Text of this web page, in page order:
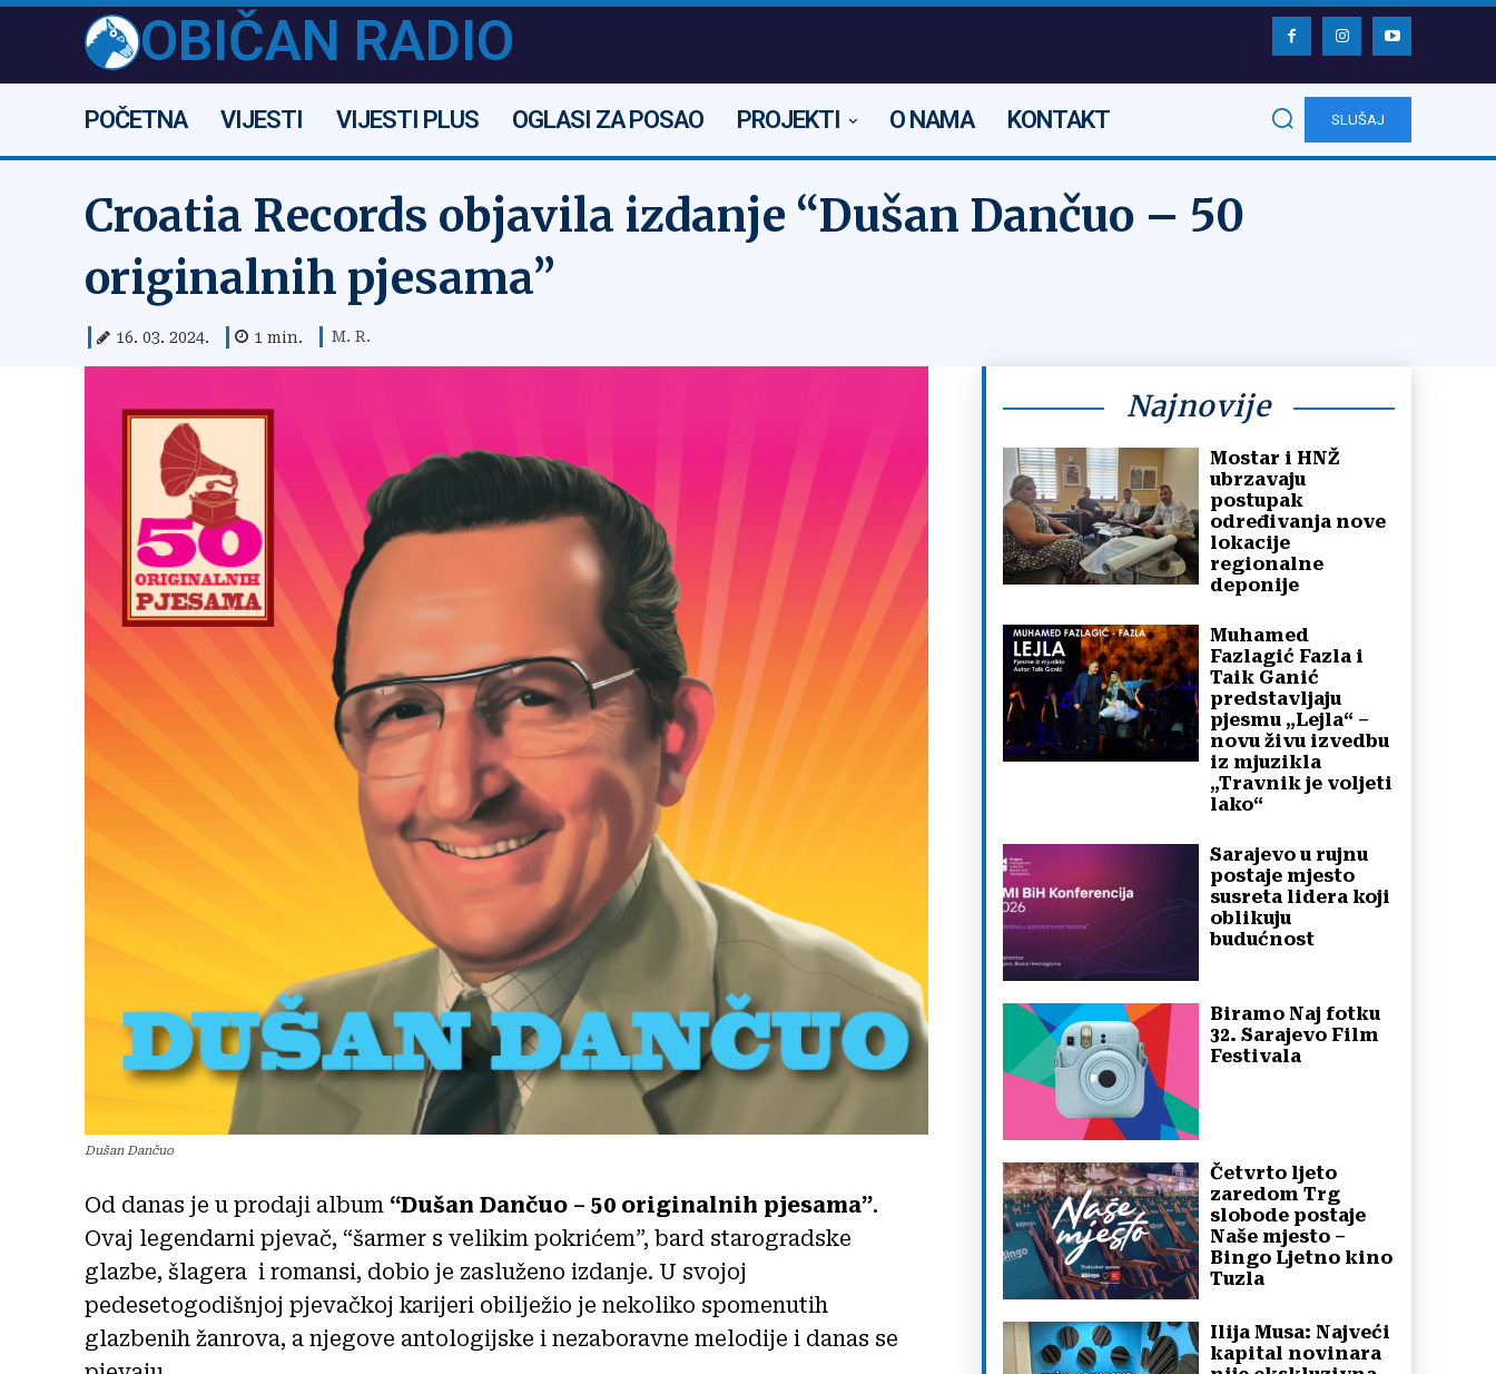
OBIČAN RADIO
POČETNA VIJESTI VIJESTI PLUS OGLASI ZA POSAO PROJEKTI O NAMA KONTAKT SLUŠAJ
Croatia Records objavila izdanje “Dušan Dančuo – 50
originalnih pjesama”
16. 03. 2024. 1 min. M. R.
Dušan Dančuo
Od danas je u prodaji album “Dušan Dančuo – 50 originalnih pjesama”.
Ovaj legendarni pjevač, “šarmer s velikim pokrićem”, bard starogradske
glazbe, šlagera i romansi, dobio je zasluženo izdanje. U svojoj
pedesetogodišnjoj pjevačkoj karijeri obilježio je nekoliko spomenutih
glazbenih žanrova, a njegove antologijske i nezaboravne melodije i danas se
Najnovije
Mostar i HNŽ
ubrzavaju
postupak
određivanja nove
lokacije
regionalne
deponije
Muhamed
Fazlagić Fazla i
Taik Ganić
predstavljaju
pjesmu „Lejla“ –
novu živu izvedbu
iz mjuzikla
„Travnik je voljeti
lako“
Sarajevo u rujnu
postaje mjesto
susreta lidera koji
oblikuju
budućnost
Biramo Naj fotku
32. Sarajevo Film
Festivala
Četvrto ljeto
zaredom Trg
slobode postaje
Naše mjesto –
Bingo Ljetno kino
Tuzla
Ilija Musa: Najveći
kapital novinara